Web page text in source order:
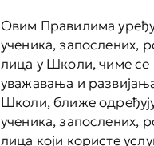
Овим Правилима
ученика, запослених,
лица у Школи, чиме се
уважавања и
Школи, ближе
ученика, запослених,
лица који користе